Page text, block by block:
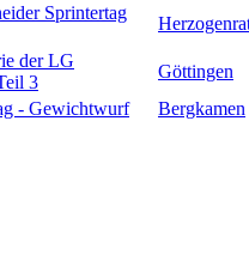
Sprintertag
der LG
3
Göttingen
- Gewichtwurf Bergkamen